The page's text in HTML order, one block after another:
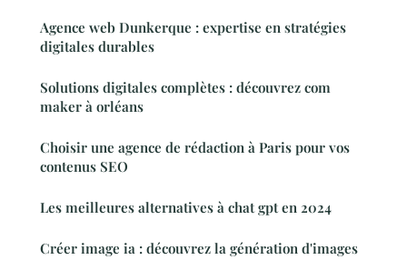
Agence web Dunkerque : expertise en stratégies
digitales durables
Solutions digitales complètes : découvrez com
maker à orléans
Choisir une agence de rédaction à Paris pour vos
contenus SEO
Les meilleures alternatives à chat gpt en 2024
Créer image ia : découvrez la génération d'images